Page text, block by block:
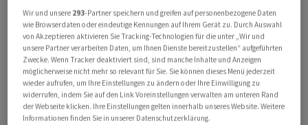
dass Russlands vom Krieg dominierte Wirtschaft unter
der Last erhöhter Kreditkosten in eine Rezession
abgleitet. Der russische Präsident Wladimir Putin
suchte im vergangenen Monat nach Erklärungen für die
nachlassende Konjunktur und verlangte eine Reaktion
von der Verwaltung. Die Wirtschaft leidet unter einer
hohen Inflation und einem Leitzins der derzeit bei 14,50
Wir und unsere 293-Partner speichern und greifen auf personenbezogene Daten
wie Browserdaten oder eindeutige Kennungen auf Ihrem Gerät zu. Durch Auswahl
von Akzeptieren aktivieren Sie Tracking-Technologien für die unter „Wir und
unsere Partner verarbeiten Daten, um Ihnen Dienste bereitzustellen“ aufgeführten
Zwecke. Wenn Tracker deaktiviert sind, sind manche Inhalte und Anzeigen
möglicherweise nicht mehr so relevant für Sie. Sie können dieses Menü jederzeit
wieder aufrufen, um Ihre Einstellungen zu ändern oder Ihre Einwilligung zu
widerrufen, indem Sie auf den Link Voreinstellungen verwalten am unteren Rand
der Webseite klicken. Ihre Einstellungen gelten innerhalb unseres Website. Weitere
Informationen finden Sie in unserer Datenschutzerklärung.